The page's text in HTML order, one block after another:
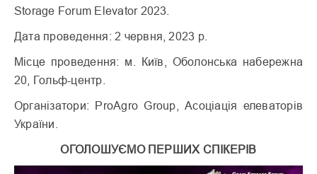
Storage Forum Elevator 2023.
Дата проведення: 2 червня, 2023 р.
Місце проведення: м. Київ, Оболонська набережна
20, Гольф-центр.
Організатори: ProAgro Group, Асоціація елеваторів
України.
ОГОЛОШУЄМО ПЕРШИХ СПІКЕРІВ